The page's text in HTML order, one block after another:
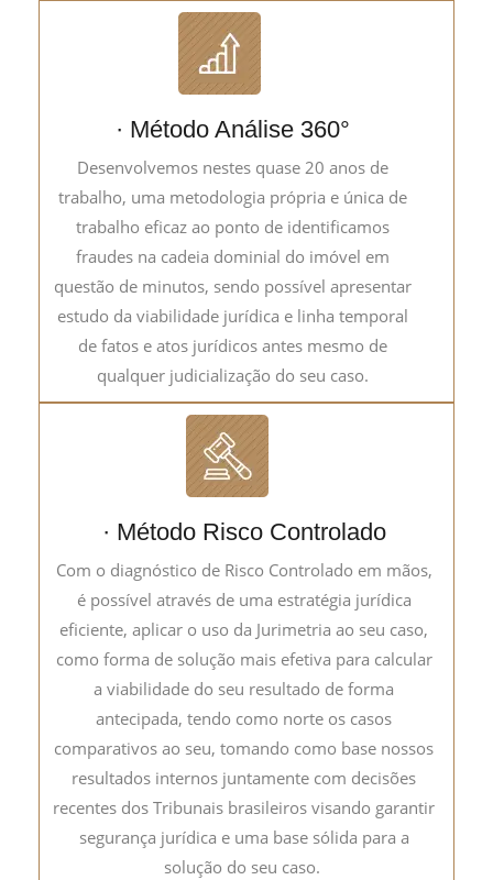
· Método Análise 360°
Desenvolvemos nestes quase 20 anos de
trabalho, uma metodologia própria e única de
trabalho eficaz ao ponto de identificamos
fraudes na cadeia dominial do imóvel em
questão de minutos, sendo possível apresentar
estudo da viabilidade jurídica e linha temporal
de fatos e atos jurídicos antes mesmo de
qualquer judicialização do seu caso.
· Método Risco Controlado
Com o diagnóstico de Risco Controlado em mãos,
é possível através de uma estratégia jurídica
eficiente, aplicar o uso da Jurimetria ao seu caso,
como forma de solução mais efetiva para calcular
a viabilidade do seu resultado de forma
antecipada, tendo como norte os casos
comparativos ao seu, tomando como base nossos
resultados internos juntamente com decisões
recentes dos Tribunais brasileiros visando garantir
segurança jurídica e uma base sólida para a
solução do seu caso.